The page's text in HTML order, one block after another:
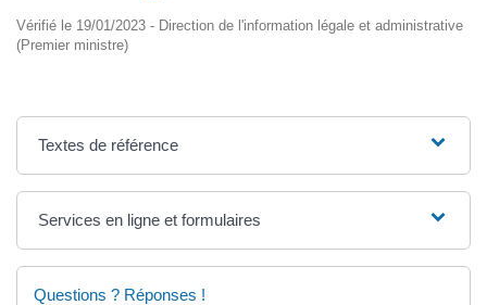
Vérifié le 19/01/2023 - Direction de l'information légale et administrative
(Premier ministre)
Textes de référence
Services en ligne et formulaires
Questions ? Réponses !